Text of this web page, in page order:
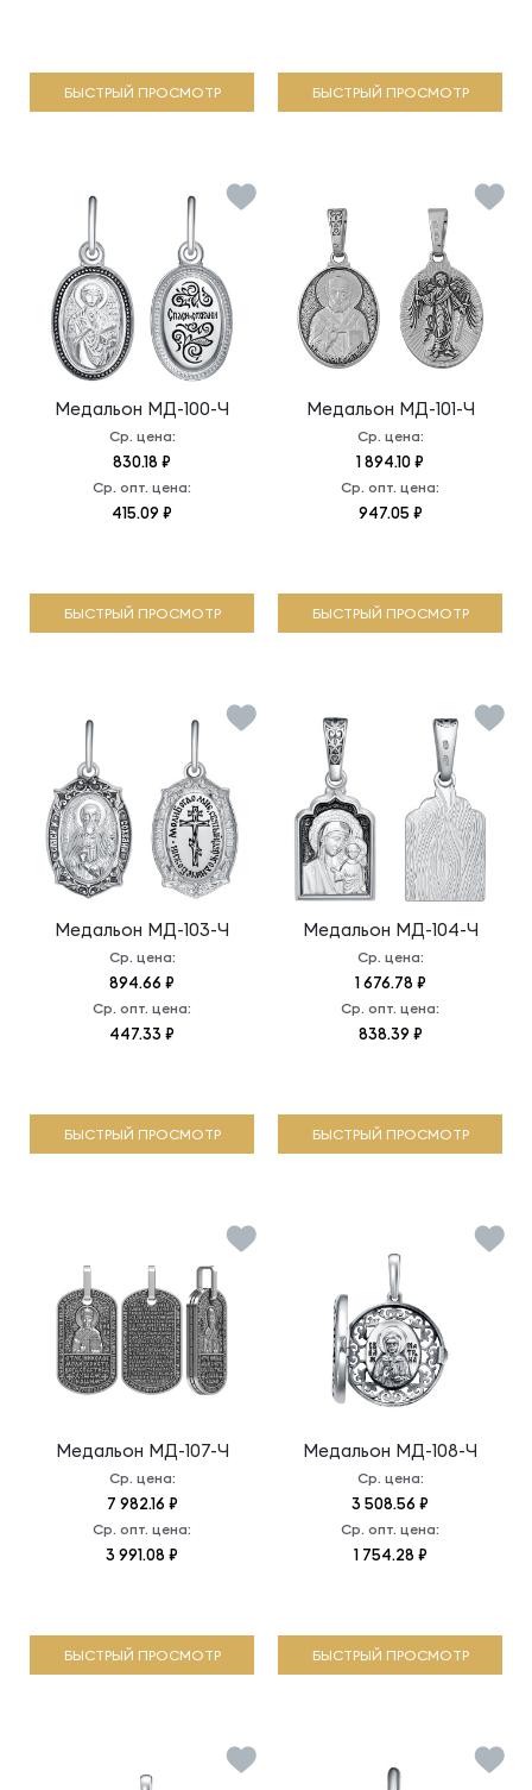
БЫСТРЫЙ ПРОСМОТР БЫСТРЫЙ ПРОСМОТР
Медальон МД-100-Ч
Ср. цена:
830.18 ₽
Ср. опт. цена:
415.09 ₽
БЫСТРЫЙ ПРОСМОТР
Медальон МД-101-Ч
Ср. цена:
1 894.10 ₽
Ср. опт. цена:
947.05 ₽
БЫСТРЫЙ ПРОСМОТР
Медальон МД-103-Ч
Ср. цена:
894.66 ₽
Ср. опт. цена:
447.33 ₽
БЫСТРЫЙ ПРОСМОТР
Медальон МД-104-Ч
Ср. цена:
1 676.78 ₽
Ср. опт. цена:
838.39 ₽
БЫСТРЫЙ ПРОСМОТР
Медальон МД-107-Ч
Ср. цена:
7 982.16 ₽
Ср. опт. цена:
3 991.08 ₽
БЫСТРЫЙ ПРОСМОТР
Медальон МД-108-Ч
Ср. цена:
3 508.56 ₽
Ср. опт. цена:
1 754.28 ₽
БЫСТРЫЙ ПРОСМОТР